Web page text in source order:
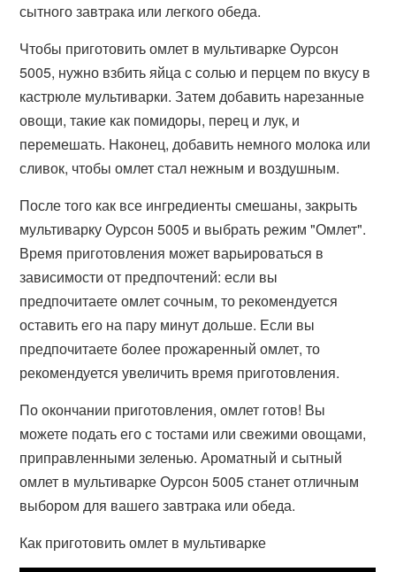
сытного завтрака или легкого обеда.
Чтобы приготовить омлет в мультиварке Оурсон
5005, нужно взбить яйца с солью и перцем по вкусу в
кастрюле мультиварки. Затем добавить нарезанные
овощи, такие как помидоры, перец и лук, и
перемешать. Наконец, добавить немного молока или
сливок, чтобы омлет стал нежным и воздушным.
После того как все ингредиенты смешаны, закрыть
мультиварку Оурсон 5005 и выбрать режим "Омлет".
Время приготовления может варьироваться в
зависимости от предпочтений: если вы
предпочитаете омлет сочным, то рекомендуется
оставить его на пару минут дольше. Если вы
предпочитаете более прожаренный омлет, то
рекомендуется увеличить время приготовления.
По окончании приготовления, омлет готов! Вы
можете подать его с тостами или свежими овощами,
приправленными зеленью. Ароматный и сытный
омлет в мультиварке Оурсон 5005 станет отличным
выбором для вашего завтрака или обеда.
Как приготовить омлет в мультиварке